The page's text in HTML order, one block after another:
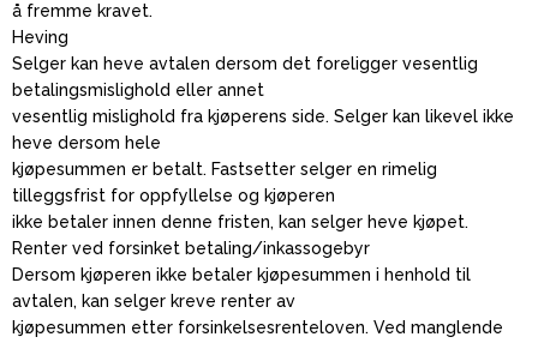
å fremme kravet.
Heving
Selger kan heve avtalen dersom det foreligger vesentlig
betalingsmislighold eller annet
vesentlig mislighold fra kjøperens side. Selger kan likevel ikke
heve dersom hele
kjøpesummen er betalt. Fastsetter selger en rimelig
tilleggsfrist for oppfyllelse og kjøperen
ikke betaler innen denne fristen, kan selger heve kjøpet.
Renter ved forsinket betaling/inkassogebyr
Dersom kjøperen ikke betaler kjøpesummen i henhold til
avtalen, kan selger kreve renter av
kjøpesummen etter forsinkelsesrenteloven. Ved manglende